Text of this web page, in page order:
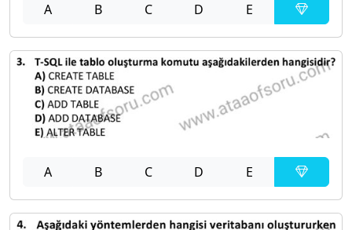
A B C D E
A B C D E